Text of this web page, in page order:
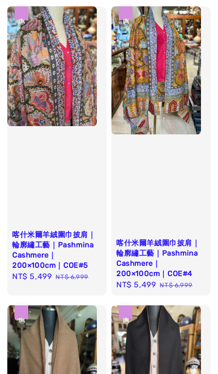
喀什米爾羊絨圍巾披肩｜
輪廓繡工藝｜Pashmina
Cashmere｜
200×100cm｜COE#5
Sale
NT$ 5,499 Regular
NT$ 6,999
喀什米爾羊絨圍巾披肩｜
輪廓繡工藝｜Pashmina
Cashmere｜
200×100cm｜COE#4
Sale
NT$ 5,499 Regular
NT$ 6,999